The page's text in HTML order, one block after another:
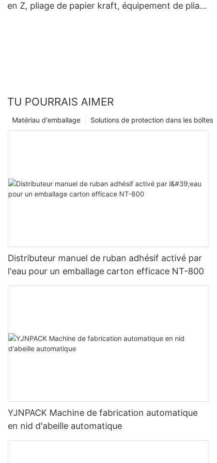
en Z, pliage de papier kraft, équipement de pliage
TU POURRAIS AIMER
Solutions de protection dans les boîtes
Matériau d'emballage
Distributeur manuel de ruban adhésif activé par
l'eau pour un emballage carton efficace NT-800
YJNPACK Machine de fabrication automatique
en nid d'abeille automatique